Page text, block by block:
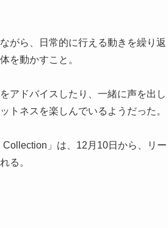
がら、日常的に行える動きを繰り返
を動かすこと。
アドバイスしたり、一緒に声を出し
トネスを楽しんでいるようだった。
」は、12月10日から、リー
る。